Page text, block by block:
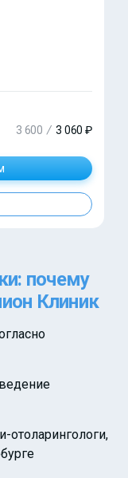
3 600 / 3 060 ₽
почему
Клиник